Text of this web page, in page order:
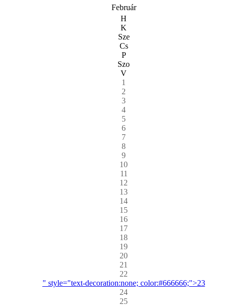
Február
H
K
Sze
Cs
P
Szo
V
1
2
3
4
5
6
7
8
9
10
11
12
13
14
15
16
17
18
19
20
21
22
" style="text-decoration:none; color:#666666;">23
24
25